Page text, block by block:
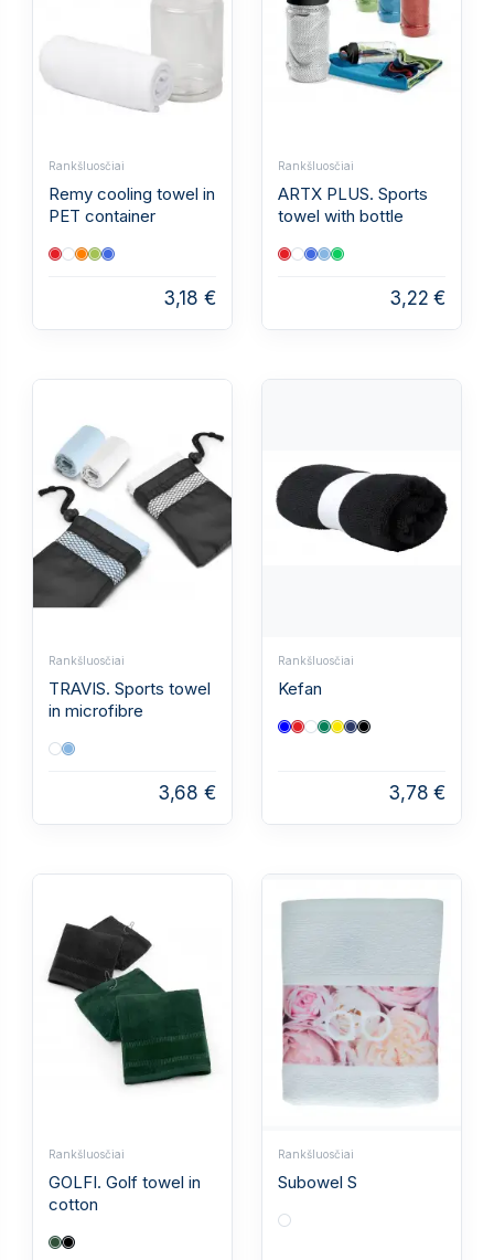
Rankšluosčiai
Remy cooling towel in
PET container
3,18 €
Rankšluosčiai
ARTX PLUS. Sports
towel with bottle
3,22 €
Rankšluosčiai
TRAVIS. Sports towel
in microfibre
3,68 €
Rankšluosčiai
Kefan
3,78 €
Rankšluosčiai
GOLFI. Golf towel in
cotton
Rankšluosčiai
Subowel S